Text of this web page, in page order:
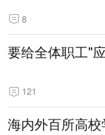
8
要给全体职工"
121
海内外百所高